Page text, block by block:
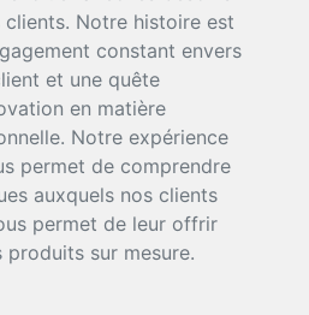
clients. Notre histoire est
constant envers
et une quête
en matière
Notre expérience
permet de comprendre
auxquels nos clients
permet de leur offrir
sur mesure.